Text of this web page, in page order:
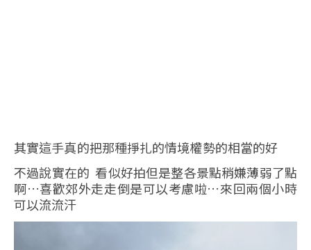
其實這手真的把那種掙扎的情境權勢的相當的好
不過說實在的 看似好拍但是整各景點稍嫌薄弱了點
啊…喜歡郊外走走倒是可以考慮啦…來回兩個小時
可以流流汗